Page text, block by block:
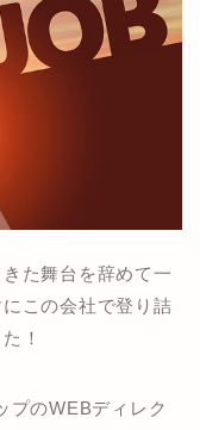
た舞台を辞めて一
この会社で登り詰
！
プのWEBディレク